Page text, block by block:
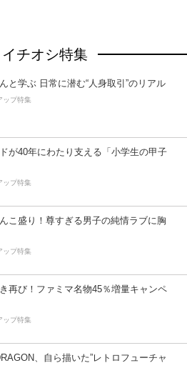
チオシ特集
と学ぶ 日常に潜む“人身取引”のリアル
ップ特集
が40年にわたり支える「小学生の甲子
ップ特集
こ盛り！尊すぎる男子の純情ラブに胸
ップ特集
再び！ファミマ名物45％増量キャンペ
ップ特集
、自ら描いた”レトロフューチャ